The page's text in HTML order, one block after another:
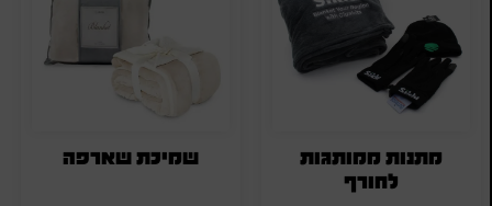
מתנות ממותגות
לחורף
שמיכת שארפה